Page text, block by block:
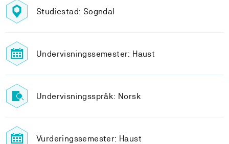
Studiestad: Sogndal
Undervisningssemester: Haust
Undervisningsspråk: Norsk
Vurderingssemester: Haust